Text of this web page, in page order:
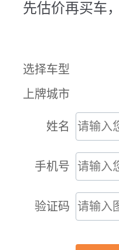
先估价再买车
选择车型
上牌城市
姓名
手机号
验证码